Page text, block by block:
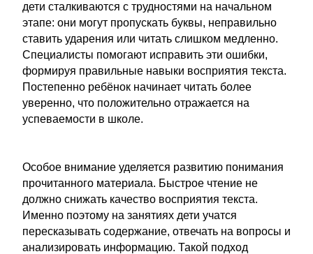
дети сталкиваются с трудностями на начальном
этапе: они могут пропускать буквы, неправильно
ставить ударения или читать слишком медленно.
Специалисты помогают исправить эти ошибки,
формируя правильные навыки восприятия текста.
Постепенно ребёнок начинает читать более
уверенно, что положительно отражается на
успеваемости в школе.
Особое внимание уделяется развитию понимания
прочитанного материала. Быстрое чтение не
должно снижать качество восприятия текста.
Именно поэтому на занятиях дети учатся
пересказывать содержание, отвечать на вопросы и
анализировать информацию. Такой подход